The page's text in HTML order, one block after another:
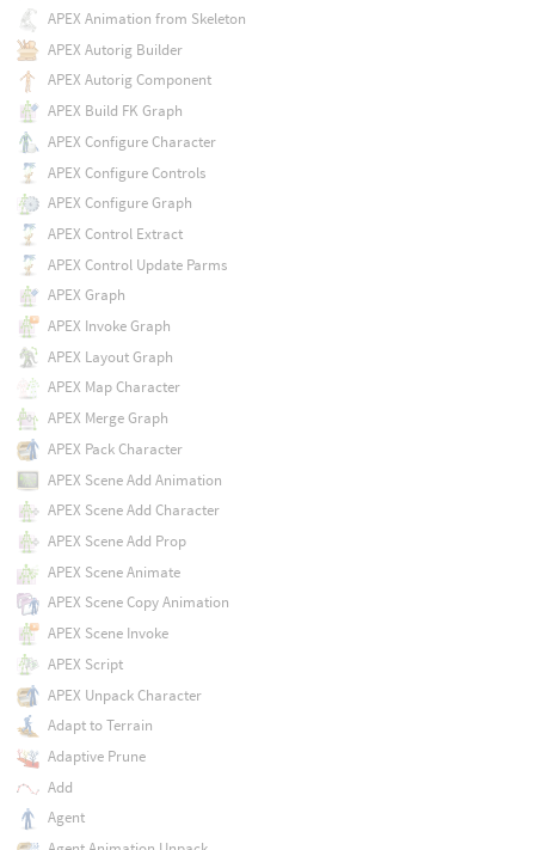
APEX Animation from Skeleton
APEX Autorig Builder
APEX Autorig Component
APEX Build FK Graph
APEX Configure Character
APEX Configure Controls
APEX Configure Graph
APEX Control Extract
APEX Control Update Parms
APEX Graph
APEX Invoke Graph
APEX Layout Graph
APEX Map Character
APEX Merge Graph
APEX Pack Character
APEX Scene Add Animation
APEX Scene Add Character
APEX Scene Add Prop
APEX Scene Animate
APEX Scene Copy Animation
APEX Scene Invoke
APEX Script
APEX Unpack Character
Adapt to Terrain
Adaptive Prune
Add
Agent